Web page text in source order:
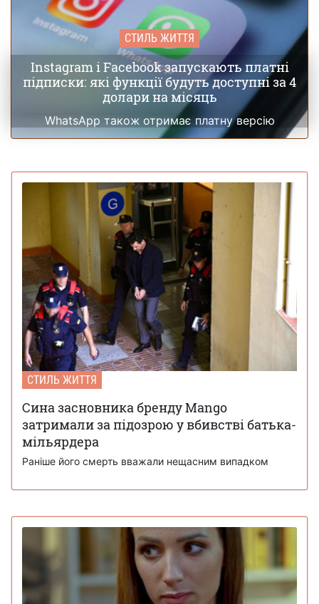
СТИЛЬ ЖИТТЯ
Instagram і Facebook запускають платні
підписки: які функції будуть доступні за 4
долари на місяць
WhatsApp також отримає платну версію
СТИЛЬ ЖИТТЯ
Сина засновника бренду Mango
затримали за підозрою у вбивстві батька-
мільярдера
Раніше його смерть вважали нещасним випадком